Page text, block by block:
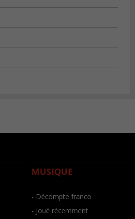
MUSIQUE
- Décompte franco
- Joué récemment